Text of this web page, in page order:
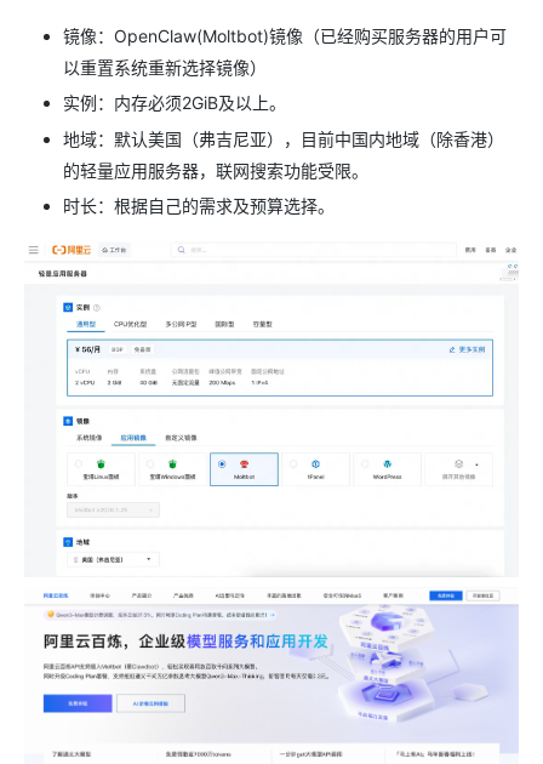
镜像：OpenClaw(Moltbot)镜像（已经购买服务器的用户可
以重置系统重新选择镜像）
实例：内存必须2GiB及以上。
地域：默认美国（弗吉尼亚），目前中国内地域（除香港）
的轻量应用服务器，联网搜索功能受限。
时长：根据自己的需求及预算选择。